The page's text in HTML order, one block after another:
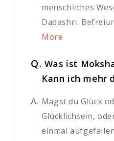
menschliches
Dadashri:
More
Q. Was ist
Kann ich mehr
A. Magst du Glück
Glücklichsein,
einmal